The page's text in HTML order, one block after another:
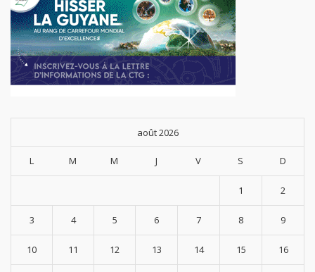
août 2026
L M M J V S D
1 2
3 4 5 6 7 8 9
10 11 12 13 14 15 16